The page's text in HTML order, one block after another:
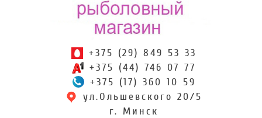
+375 (29) 849 53 33
+375 (44) 746 07 77
+375 (17) 360 10 59
ул.Ольшевского 20/5
г. Минск